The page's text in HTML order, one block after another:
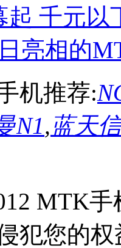
起 千元以
亮相的
机推荐:
N1,蓝天
MTK
犯您的